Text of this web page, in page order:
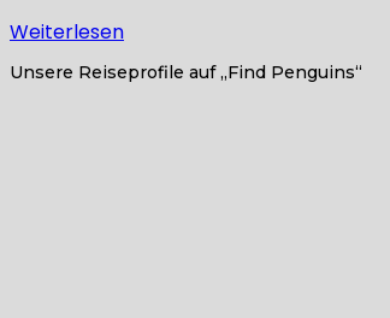
Weiterlesen
Unsere Reiseprofile auf „Find Penguins“